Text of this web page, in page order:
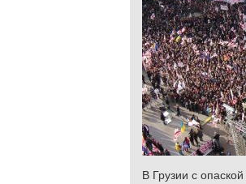
В Грузии с